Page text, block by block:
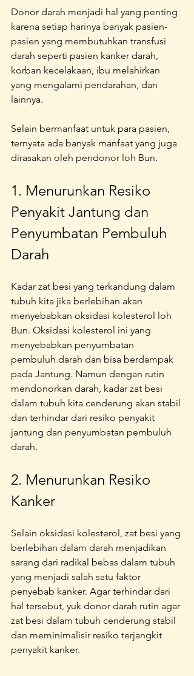
Donor darah menjadi hal yang penting
karena setiap harinya banyak pasien-
pasien yang membutuhkan transfusi
darah seperti pasien kanker darah,
korban kecelakaan, ibu melahirkan
yang mengalami pendarahan, dan
lainnya.
Selain bermanfaat untuk para pasien,
ternyata ada banyak manfaat yang juga
dirasakan oleh pendonor loh Bun.
1. Menurunkan Resiko
Penyakit Jantung dan
Penyumbatan Pembuluh
Darah
Kadar zat besi yang terkandung dalam
tubuh kita jika berlebihan akan
menyebabkan oksidasi kolesterol loh
Bun. Oksidasi kolesterol ini yang
menyebabkan penyumbatan
pembuluh darah dan bisa berdampak
pada Jantung. Namun dengan rutin
mendonorkan darah, kadar zat besi
dalam tubuh kita cenderung akan stabil
dan terhindar dari resiko penyakit
jantung dan penyumbatan pembuluh
darah.
2. Menurunkan Resiko
Kanker
Selain oksidasi kolesterol, zat besi yang
berlebihan dalam darah menjadikan
sarang dari radikal bebas dalam tubuh
yang menjadi salah satu faktor
penyebab kanker. Agar terhindar dari
hal tersebut, yuk donor darah rutin agar
zat besi dalam tubuh cenderung stabil
dan meminimalisir resiko terjangkit
penyakit kanker.